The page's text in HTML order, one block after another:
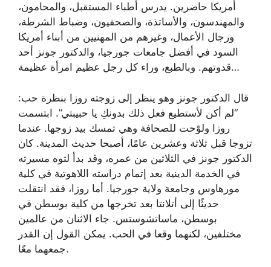
أمريكا حاضرين. يدرس أطباء المستقبل، والمحامون،
والمهندسون، والأساتذة، والصحفيون، وضباط الشرطة،
ورجال الأعمال، وغيرهم من المهنيين من أبناء أمريكا
السود في أفضل جامعات جورجيا، والدكتور جونز أحد
قدوتهم. وبالطبع، وراء كل رجل عظيم امرأة عظيمة…
قال الدكتور جونز وهو ينظر إلى زوجته روزا بنظرة حب:
“لم أكن لأستطيع فعل ذلك بدونكِ يا حبيبتي”. ابتسمت
روزا ولوّحت للصحافة وهي تمسك بيد زوجها. عندما
تزوجا قبل ثلاثة وعشرين عامًا، أصبحا حديث المدينة. كان
الدكتور جونز في الثلاثين من عمره، وقد بدأ لتوه مسيرته
في الخدمة الدينية بعد إتمام دراسته اللاهوتية في كلية
مورهاوس وجامعة ولاية جورجيا. أما روزا، فقد انتقلت
حديثًا إلى أتلانتا بعد تخرجها من كلية بوسطن في
بوسطن، ماساتشوستس. جاء الاثنان من عالمين
مختلفين، لكنهما وقعا في الحب. يمكن القول إن القدر
جمعهما معًا.